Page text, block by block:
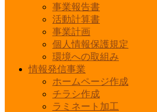
事業報告書
活動計算書
事業計画
個人情報保護規定
環境への取組み
情報発信事業
ホームページ作成
チラシ作成
ラミネート加工